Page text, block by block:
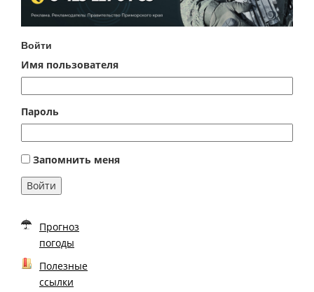
Войти
Имя пользователя
Пароль
Запомнить меня
Войти
Прогноз
погоды
Полезные
ссылки